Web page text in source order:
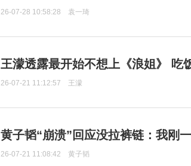
26-07-28 10:58:28 袁一琦
王濛透露最开始不想上《浪姐》 吃
26-07-21 11:12:57 王濛
黄子韬“崩溃”回应没拉裤链：我刚
26-07-21 11:08:42 黄子韬